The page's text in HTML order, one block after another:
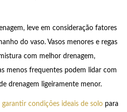
leve em consideração fatores
do vaso. Vasos menores e regas
com melhor drenagem,
menos frequentes podem lidar com
drenagem ligeiramente menor.
garantir condições ideais de solopara